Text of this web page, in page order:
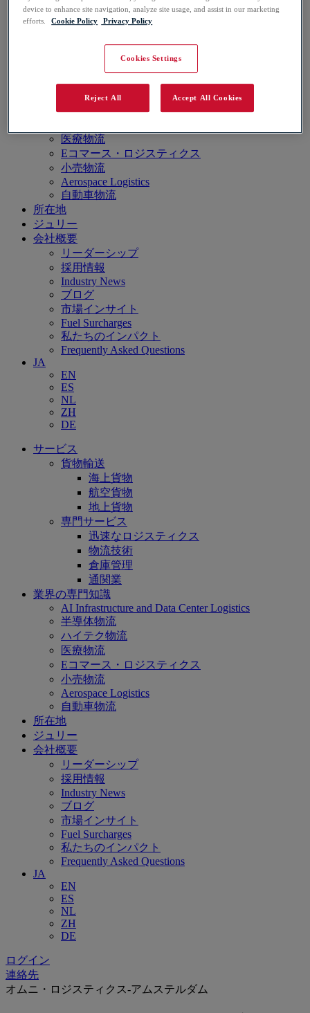
専門サービス
迅速なロジスティクス
倉庫管理
業界の専門知識
AI Infrastructure and Data Center Logistics
半導体物流
医療物流
Eコマース・ロジスティクス
小売物流
Aerospace Logistics
自動車物流
所在地
ジュリー
会社概要
リーダーシップ
採用情報
Industry News
ブログ
市場インサイト
Fuel Surcharges
私たちのインパクト
Frequently Asked Questions
JA
EN
ES
NL
ZH
DE
サービス
貨物輸送
海上貨物
航空貨物
地上貨物
専門サービス
迅速なロジスティクス
物流技術
倉庫管理
通関業
業界の専門知識
AI Infrastructure and Data Center Logistics
半導体物流
ハイテク物流
医療物流
Eコマース・ロジスティクス
小売物流
Aerospace Logistics
自動車物流
所在地
ジュリー
会社概要
リーダーシップ
採用情報
Industry News
ブログ
市場インサイト
Fuel Surcharges
私たちのインパクト
Frequently Asked Questions
JA
EN
ES
NL
ZH
DE
ログイン
連絡先
オムニ・ロジスティクス-アムステルダム
device to enhance site navigation, analyze site usage, and assist in our marketing
efforts.
Cookie Policy Privacy Policy
Cookies Settings
Reject All Accept All Cookies